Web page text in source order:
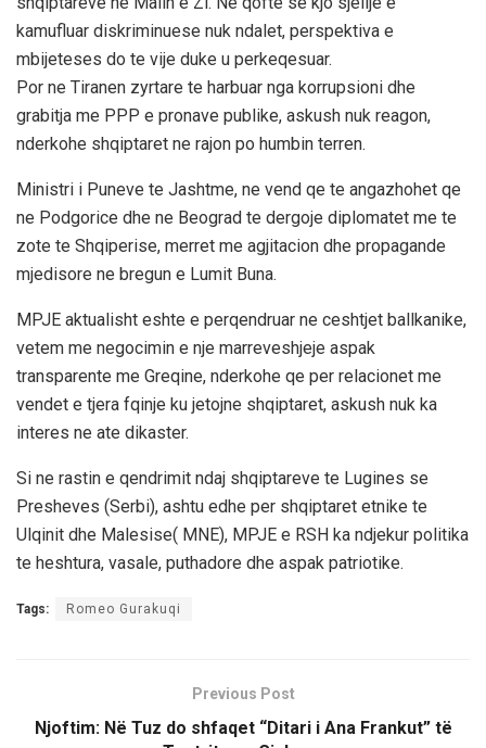
kamufluar diskriminuese nuk ndalet, perspektiva e
mbijeteses do te vije duke u perkeqesuar.
Por ne Tiranen zyrtare te harbuar nga korrupsioni dhe
grabitja me PPP e pronave publike, askush nuk reagon,
nderkohe shqiptaret ne rajon po humbin terren.
Ministri i Puneve te Jashtme, ne vend qe te angazhohet qe
ne Podgorice dhe ne Beograd te dergoje diplomatet me te
zote te Shqiperise, merret me agjitacion dhe propagande
mjedisore ne bregun e Lumit Buna.
MPJE aktualisht eshte e perqendruar ne ceshtjet ballkanike,
vetem me negocimin e nje marreveshjeje aspak
transparente me Greqine, nderkohe qe per relacionet me
vendet e tjera fqinje ku jetojne shqiptaret, askush nuk ka
interes ne ate dikaster.
Si ne rastin e qendrimit ndaj shqiptareve te Lugines se
Presheves (Serbi), ashtu edhe per shqiptaret etnike te
Ulqinit dhe Malesise( MNE), MPJE e RSH ka ndjekur politika
te heshtura, vasale, puthadore dhe aspak patriotike.
Tags: Romeo Gurakuqi
Previous Post
Njoftim: Në Tuz do shfaqet “Ditari i Ana Frankut” të